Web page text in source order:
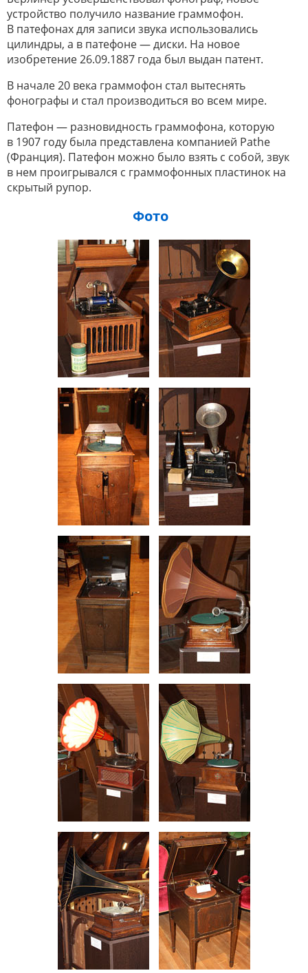
устройство получило название граммофон.
В патефонах для записи звука использовались
цилиндры, а в патефоне — диски. На новое
изобретение 26.09.1887 года был выдан патент.
В начале 20 века граммофон стал вытеснять
фонографы и стал производиться во всем мире.
Патефон — разновидность граммофона, которую
в 1907 году была представлена компанией Pathe
(Франция). Патефон можно было взять с собой, звук
в нем проигрывался с граммофонных пластинок на
скрытый рупор.
Фото